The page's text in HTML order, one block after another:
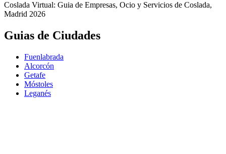
Coslada Virtual: Guia de Empresas, Ocio y Servicios de Coslada,
Madrid 2026
Guias de Ciudades
Fuenlabrada
Alcorcón
Getafe
Móstoles
Leganés